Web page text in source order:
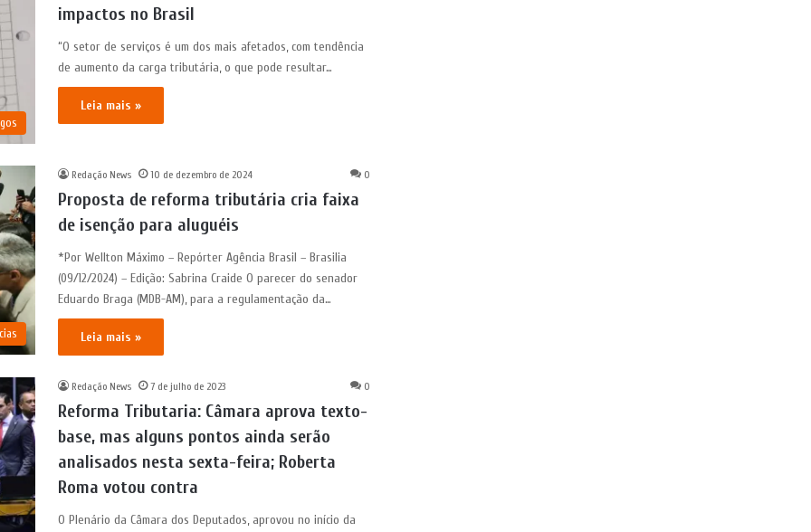
impactos no Brasil
“O setor de serviços é um dos mais afetados, com tendência
de aumento da carga tributária, o que pode resultar…
Leia mais »
Redação News 10 de dezembro de 2024 0
Proposta de reforma tributária cria faixa
de isenção para aluguéis
*Por Wellton Máximo – Repórter Agência Brasil – Brasilia
(09/12/2024) – Edição: Sabrina Craide O parecer do senador
Eduardo Braga (MDB-AM), para a regulamentação da…
Leia mais »
Redação News 7 de julho de 2023 0
Reforma Tributaria: Câmara aprova texto-
base, mas alguns pontos ainda serão
analisados nesta sexta-feira; Roberta
Roma votou contra
O Plenário da Câmara dos Deputados, aprovou no início da